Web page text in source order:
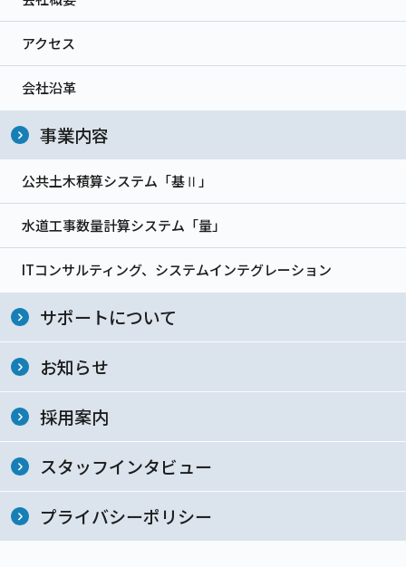
アクセス
会社沿革
事業内容
公共土木積算システム「基Ⅱ」
水道工事数量計算システム「量」
ITコンサルティング、システムインテグレーション
サポートについて
お知らせ
採用案内
スタッフインタビュー
プライバシーポリシー